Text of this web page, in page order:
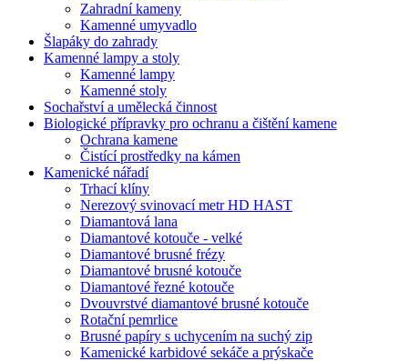
Zahradní kameny
Kamenné umyvadlo
Šlapáky do zahrady
Kamenné lampy a stoly
Kamenné lampy
Kamenné stoly
Sochařství a umělecká činnost
Biologické přípravky pro ochranu a čištění kamene
Ochrana kamene
Čistící prostředky na kámen
Kamenické nářadí
Trhací klíny
Nerezový svinovací metr HD HAST
Diamantová lana
Diamantové kotouče - velké
Diamantové brusné frézy
Diamantové brusné kotouče
Diamantové řezné kotouče
Dvouvrstvé diamantové brusné kotouče
Rotační pemrlice
Brusné papíry s uchycením na suchý zip
Kamenické karbidové sekáče a prýskače